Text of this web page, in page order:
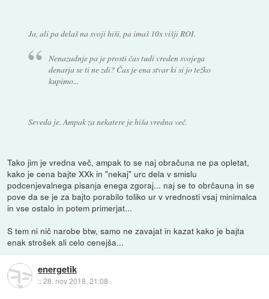
Ja, ali pa delaš na svoji hiši, pa imaš 10x višji ROI.
Nenazadnje pa je prosti čas tudi vreden svojega
denarja se ti ne zdi? Čas je ena stvar ki si jo težko
kupimo...
Seveda je. Ampak za nekatere je hiša vredna več.
Tako jim je vredna več, ampak to se naj obračuna ne pa opletat,
kako je cena bajte XXk in "nekaj" urc dela v smislu
podcenjevalnega pisanja enega zgoraj... naj se to obrčauna in se
pove da se je za bajto porabilo toliko ur v vrednosti vsaj minimalca
in vse ostalo in potem primerjat...
S tem ni nič narobe btw, samo ne zavajat in kazat kako je bajta
enak strošek ali celo cenejša...
energetik
::28. nov 2018, 21:08